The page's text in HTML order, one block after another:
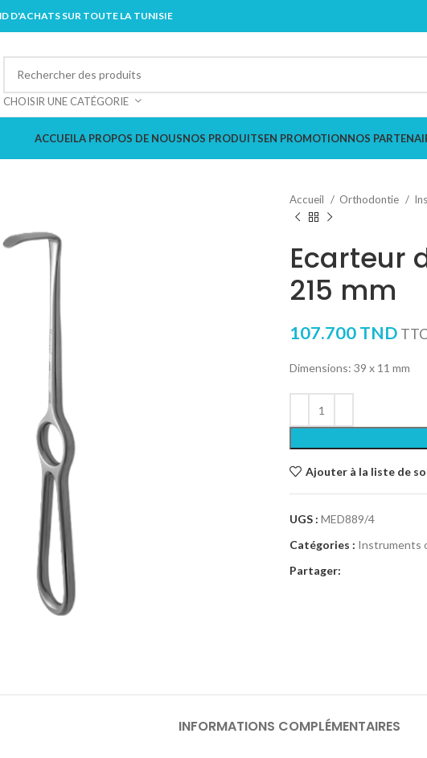
D'ACHATS SUR TOUTE LA TUNISIE
CHOISIR UNE CATÉGORIE
ACCUEILA PROPOS DE NOUSNOS PRODUITSEN PROMOTIONNOS
Accueil Orthodontie
Ecarteur
215 mm
107.700TND TTC
Dimensions: 39 x 11 mm
Ajouter à la liste de
UGS : MED889/4
Catégories : Instruments
Partager:
INFORMATIONS COMPLÉMENTAIRES